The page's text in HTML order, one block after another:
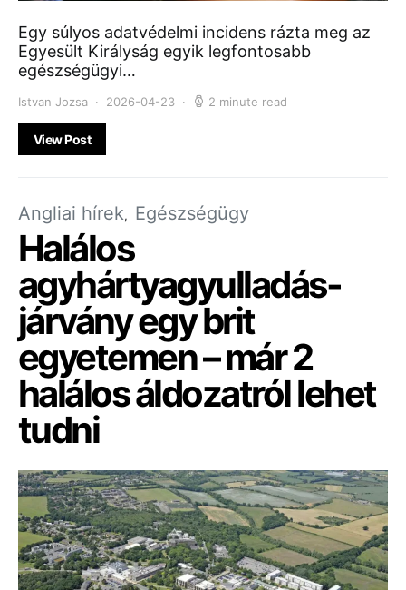
Egy súlyos adatvédelmi incidens rázta meg az
Egyesült Királyság egyik legfontosabb
egészségügyi…
Istvan Jozsa 2026-04-23 2 minute read
View Post
Angliai hírek Egészségügy
Halálos
agyhártyagyulladás-
járvány egy brit
egyetemen – már 2
halálos áldozatról lehet
tudni